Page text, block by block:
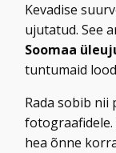
Kevadise
ujutatud. See
Soomaa
tuntumaid
Rada sobib nii
hea õnne